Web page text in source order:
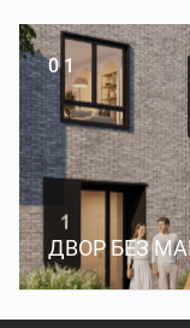
0 1
ДВОР БЕЗ